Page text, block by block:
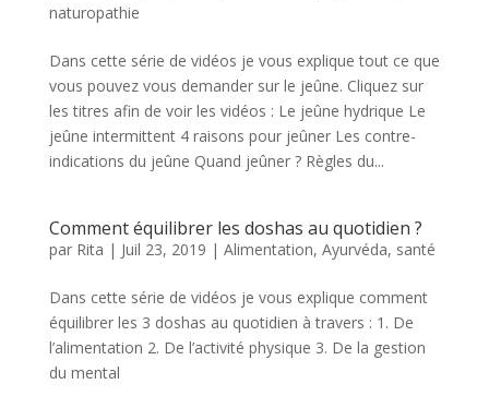
naturopathie
Dans cette série de vidéos je vous explique tout ce que
vous pouvez vous demander sur le jeûne. Cliquez sur
les titres afin de voir les vidéos : Le jeûne hydrique Le
jeûne intermittent 4 raisons pour jeûner Les contre-
indications du jeûne Quand jeûner ? Règles du...
Comment équilibrer les doshas au quotidien ?
par Rita | Juil 23, 2019 | Alimentation, Ayurvéda, santé
Dans cette série de vidéos je vous explique comment
équilibrer les 3 doshas au quotidien à travers : 1. De
l’alimentation 2. De l’activité physique 3. De la gestion
du mental